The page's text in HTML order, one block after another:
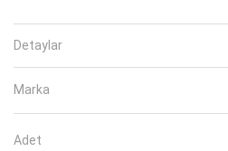
Detaylar
Marka
Adet